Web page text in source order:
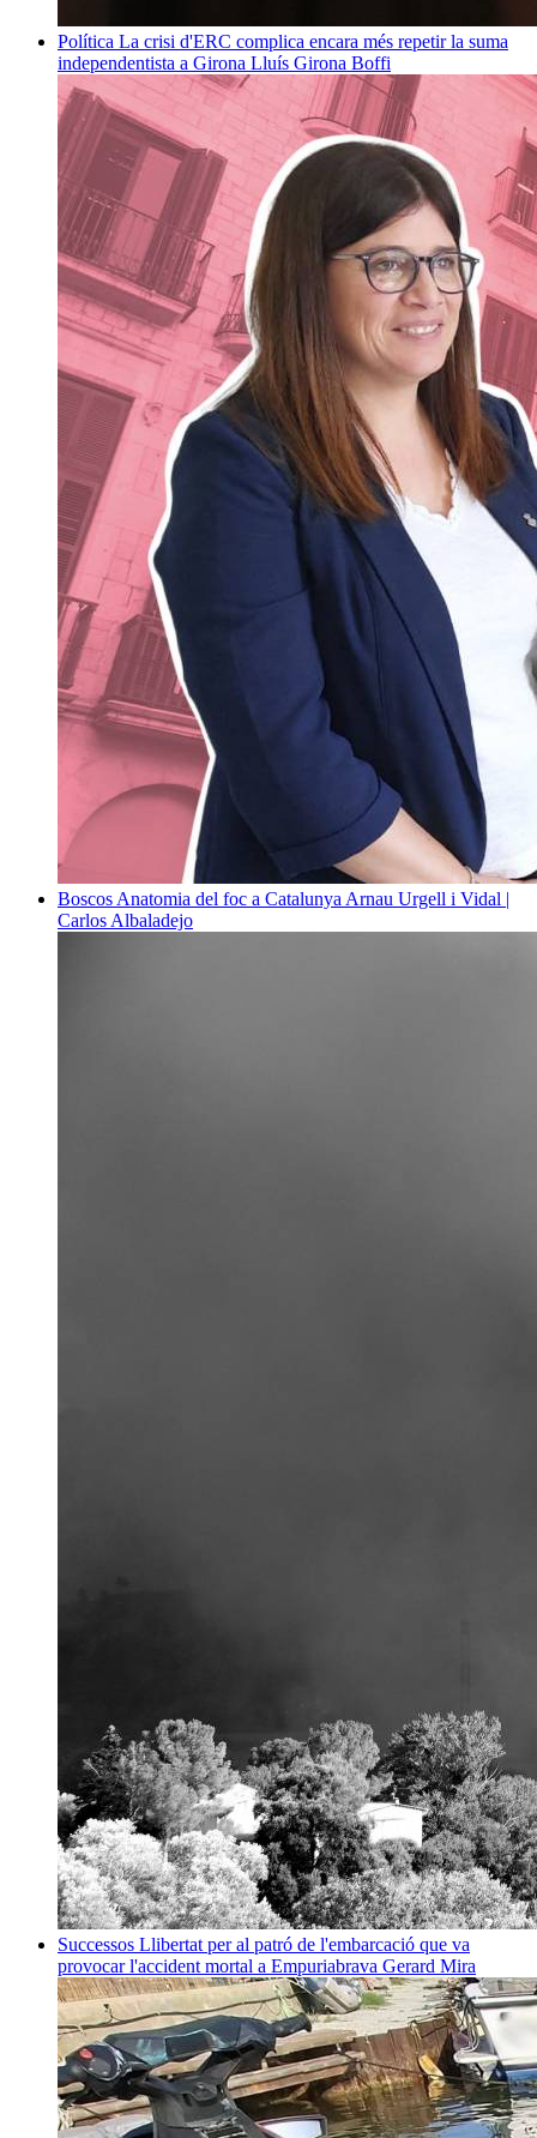
Política La crisi d'ERC complica encara més repetir la suma
independentista a Girona Lluís Girona Boffi
Boscos Anatomia del foc a Catalunya Arnau Urgell i Vidal |
Carlos Albaladejo
Successos Llibertat per al patró de l'embarcació que va
provocar l'accident mortal a Empuriabrava Gerard Mira